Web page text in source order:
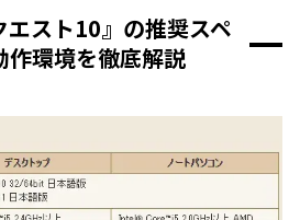
エスト10』の推奨スペ
作環境を徹底解説